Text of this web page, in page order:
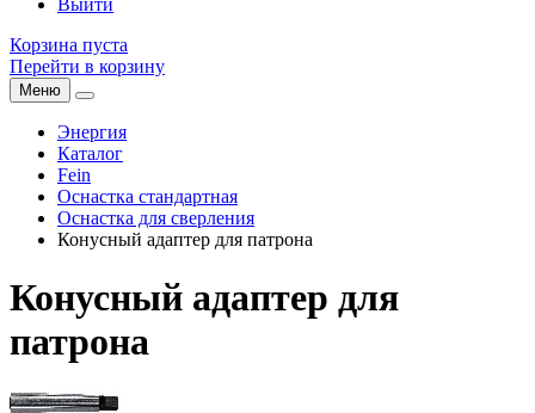
Выйти
Корзина пуста
Перейти в корзину
Меню
Энергия
Каталог
Fein
Оснастка стандартная
Оснастка для сверления
Конусный адаптер для патрона
Конусный адаптер для
патрона